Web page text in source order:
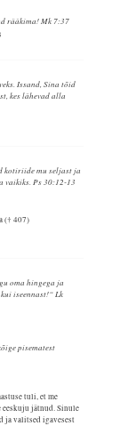
rääkima! Mk 7:37
Issand, Sina tõid
kes lähevad alla
kotiriide mu seljast ja
vaikiks. Ps 30:12-13
(† 407)
oma hingega ja
iseennast!“ Lk
pisematest
tuli, et me
eeskuju jätnud. Sinule
ja valitsed igavesest